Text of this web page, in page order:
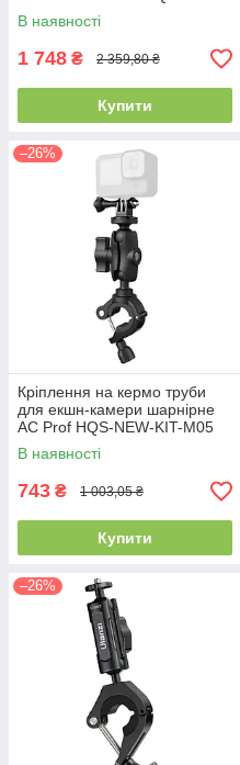
KIT-M06
В наявності
1 748 ₴ 2 359,80 ₴
Купити
–26%
Кріплення на кермо труби
для екшн-камери шарнірне
AC Prof HQS-NEW-KIT-M05
В наявності
743 ₴ 1 003,05 ₴
Купити
–26%